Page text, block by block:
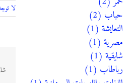
لا
حباب (2)
التعايشة (1)
مصرية (1)
شايقية (1)
رباطاب (1)